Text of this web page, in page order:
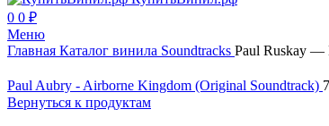
0 0 ₽
Меню
Главная Каталог винила Soundtracks Paul Ruskay —
Paul Aubry - Airborne Kingdom (Original Soundtrack)
Вернуться к продуктам